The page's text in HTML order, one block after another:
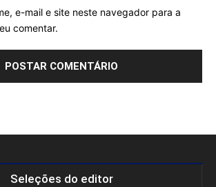
e-mail e site neste navegador para a
comentar.
Seleções do editor